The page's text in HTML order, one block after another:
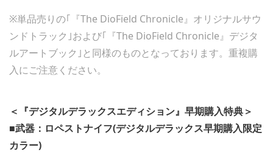
※単品売りの｢『The DioField Chronicle』オリジナルサウ
ンドトラック｣および｢『The DioField Chronicle』デジタ
ルアートブック｣と同様のものとなっております。重複購
入にご注意ください。
＜『デジタルデラックスエディション』早期購入特典＞
■武器：ロペストナイフ(デジタルデラックス早期購入限定
カラー)